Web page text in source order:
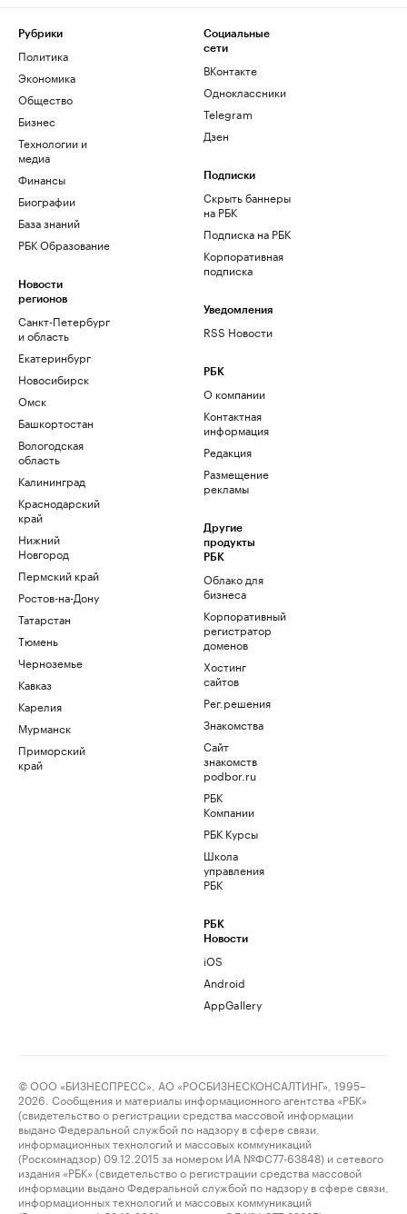
Рубрики
Политика
Экономика
Общество
Бизнес
Технологии и
медиа
Финансы
Биографии
База знаний
РБК Образование
Новости
регионов
Санкт-Петербург
и область
Екатеринбург
Новосибирск
Омск
Башкортостан
Вологодская
область
Калининград
Краснодарский
край
Нижний
Новгород
Пермский край
Ростов-на-Дону
Татарстан
Тюмень
Черноземье
Кавказ
Карелия
Мурманск
Приморский
край
Социальные
сети
ВКонтакте
Одноклассники
Telegram
Дзен
Подписки
Скрыть баннеры
на РБК
Подписка на РБК
Корпоративная
подписка
Уведомления
RSS Новости
РБК
О компании
Контактная
информация
Редакция
Размещение
рекламы
Другие
продукты
РБК
Облако для
бизнеса
Корпоративный
регистратор
доменов
Хостинг
сайтов
Рег.решения
Знакомства
Сайт
знакомств
podbor.ru
РБК
Компании
РБК Курсы
Школа
управления
РБК
РБК
Новости
iOS
Android
AppGallery
© ООО «БИЗНЕСПРЕСС», АО «РОСБИЗНЕСКОНСАЛТИНГ», 1995–
2026. Сообщения и материалы информационного агентства «РБК»
(свидетельство о регистрации средства массовой информации
выдано Федеральной службой по надзору в сфере связи,
информационных технологий и массовых коммуникаций
(Роскомнадзор) 09.12.2015 за номером ИА №ФС77-63848) и сетевого
издания «РБК» (свидетельство о регистрации средства массовой
информации выдано Федеральной службой по надзору в сфере связи,
информационных технологий и массовых коммуникаций